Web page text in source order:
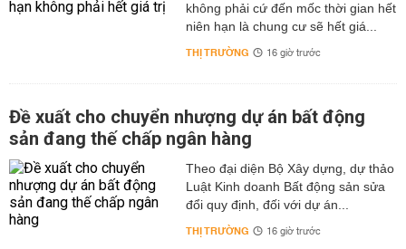
không phải cứ đến mốc thời gian hết
niên hạn là chung cư sẽ hết giá...
THỊ TRƯỜNG 16 giờ trước
Đề xuất cho chuyển nhượng dự án bất động
sản đang thế chấp ngân hàng
Theo đại diện Bộ Xây dựng, dự thảo
Luật Kinh doanh Bất động sản sửa
đổi quy định, đối với dự án...
THỊ TRƯỜNG 16 giờ trước